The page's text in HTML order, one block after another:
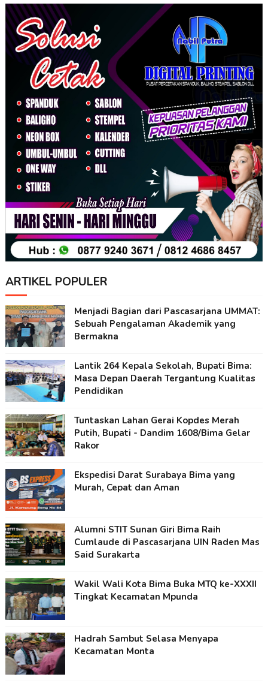
ARTIKEL POPULER
Menjadi Bagian dari Pascasarjana UMMAT:
Sebuah Pengalaman Akademik yang
Bermakna
Lantik 264 Kepala Sekolah, Bupati Bima:
Masa Depan Daerah Tergantung Kualitas
Pendidikan
Tuntaskan Lahan Gerai Kopdes Merah
Putih, Bupati - Dandim 1608/Bima Gelar
Rakor
Ekspedisi Darat Surabaya Bima yang
Murah, Cepat dan Aman
Alumni STIT Sunan Giri Bima Raih
Cumlaude di Pascasarjana UIN Raden Mas
Said Surakarta
Wakil Wali Kota Bima Buka MTQ ke-XXXII
Tingkat Kecamatan Mpunda
Hadrah Sambut Selasa Menyapa
Kecamatan Monta